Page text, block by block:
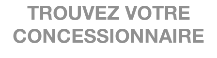
TROUVEZ VOTRE
CONCESSIONNAIRE